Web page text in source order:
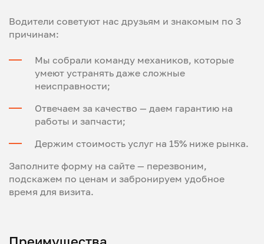
Водители советуют нас друзьям и знакомым по 3
причинам:
Мы собрали команду механиков, которые
умеют устранять даже сложные
неисправности;
Отвечаем за качество — даем гарантию на
работы и запчасти;
Держим стоимость услуг на 15% ниже рынка.
Заполните форму на сайте — перезвоним,
подскажем по ценам и забронируем удобное
время для визита.